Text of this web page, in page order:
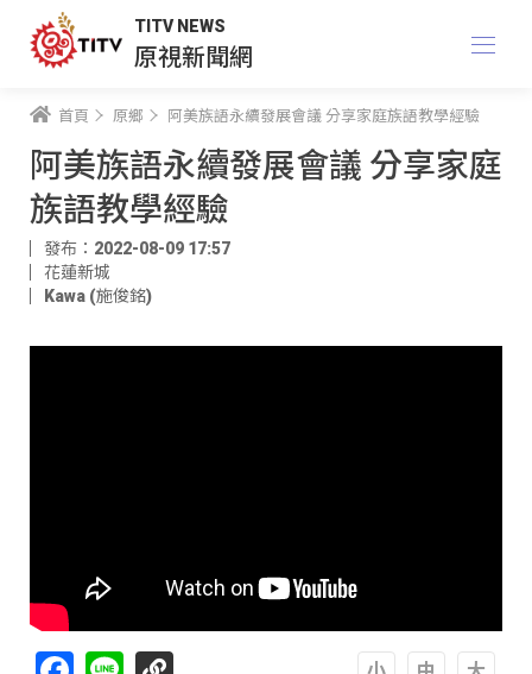
TITV NEWS
原視新聞網
首頁 原鄉 阿美族語永續發展會議 分享家庭族語教學經驗
阿美族語永續發展會議 分享家庭
族語教學經驗
發布：2022-08-09 17:57
花蓮新城
Kawa (施俊銘)
Facebook
Line